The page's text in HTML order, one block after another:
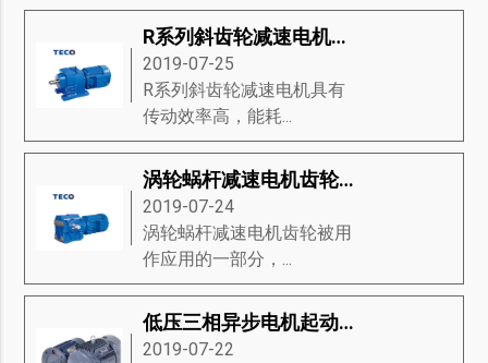
R系列斜齿轮减速电机是什么-R系列斜齿轮减速电机的标准、旋转机构、注意事项等知识详解
2019-07-25
R系列斜齿轮减速电机具有
传动效率高，能耗...
涡轮蜗杆减速电机齿轮和锥齿轮的优缺点
2019-07-24
涡轮蜗杆减速电机齿轮被用
作应用的一部分，...
低压三相异步电机起动方法-低压三相异步电机启动方式分类、启动图、启动装置等知识详解
2019-07-22